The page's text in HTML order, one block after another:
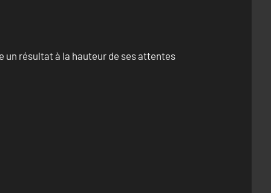
résultat à la hauteur de ses attentes